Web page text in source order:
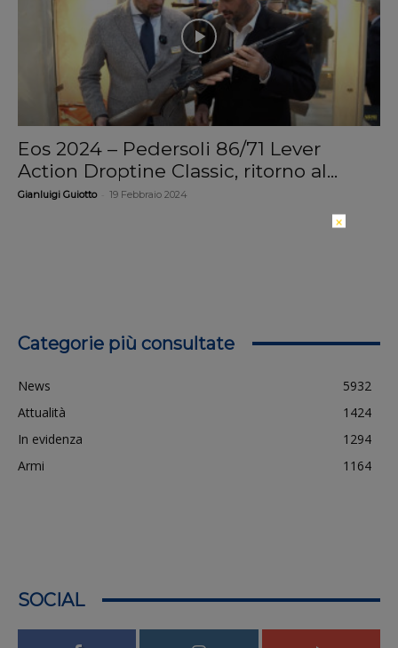
Eos 2024 – Pedersoli 86/71 Lever
Action Droptine Classic, ritorno al...
Gianluigi Guiotto 19 Febbraio 2024
Categorie più consultate
News
5932
Attualità
1424
In evidenza
1294
Armi
1164
SOCIAL
×